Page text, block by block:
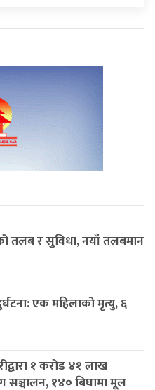
तलब र सुविधा, नयाँ तलबमान
एक महिलाको मृत्यु, ६
१ करोड ४१ लाख
सञ्चालन, १४० बिघामा मूल